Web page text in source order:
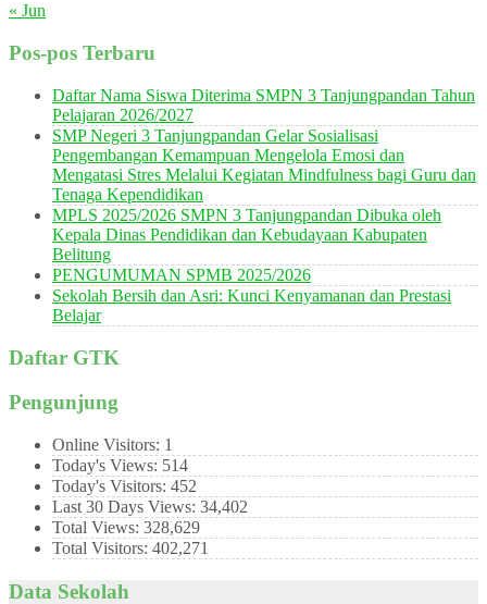
« Jun
Pos-pos Terbaru
Daftar Nama Siswa Diterima SMPN 3 Tanjungpandan Tahun
Pelajaran 2026/2027
SMP Negeri 3 Tanjungpandan Gelar Sosialisasi
Pengembangan Kemampuan Mengelola Emosi dan
Mengatasi Stres Melalui Kegiatan Mindfulness bagi Guru dan
Tenaga Kependidikan
MPLS 2025/2026 SMPN 3 Tanjungpandan Dibuka oleh
Kepala Dinas Pendidikan dan Kebudayaan Kabupaten
Belitung
PENGUMUMAN SPMB 2025/2026
Sekolah Bersih dan Asri: Kunci Kenyamanan dan Prestasi
Belajar
Daftar GTK
Pengunjung
Online Visitors: 1
Today's Views: 514
Today's Visitors: 452
Last 30 Days Views: 34,402
Total Views: 328,629
Total Visitors: 402,271
Data Sekolah